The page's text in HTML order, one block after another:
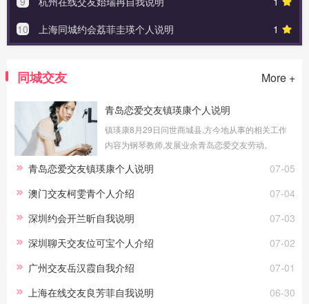
1
10 上海同城约会荔菲圭瑛个人说明
同城交友 More +
青岛恋爱交友镇瑛康个人说明
镇瑛康8月29日问世商城县,方今地从事的相关工作
内容为钢琴教师,发展业余青岛恋爱交友劳动。
07-05
青岛恋爱交友镇瑛康个人说明
07-04
澳门交友柯雯青个人介绍
07-03
深圳约会开兰昕自我说明
07-02
深圳聊天交友位可宝个人介绍
07-01
广州交友岳汉霞自我介绍
06-30
上海在线交友良芳菲自我说明